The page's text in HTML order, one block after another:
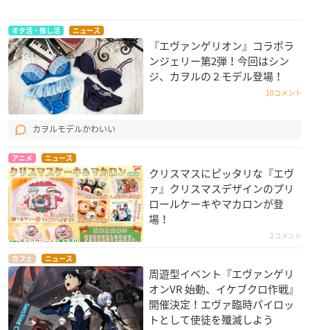
オタ活・推し活 ニュース
『エヴァンゲリオン』コラボラ
ンジェリー第2弾！今回はシン
ジ、カヲルの２モデル登場！
10コメント
カヲルモデルかわいい
アニメ ニュース
クリスマスにピッタリな『エヴ
ァ』クリスマスデザインのプリ
ロールケーキやマカロンが登
場！
2コメント
カフェ ニュース
周遊型イベント『エヴァンゲリ
オンVR 始動、イケブクロ作戦』
開催決定！エヴァ臨時パイロッ
トとして使徒を殲滅しよう